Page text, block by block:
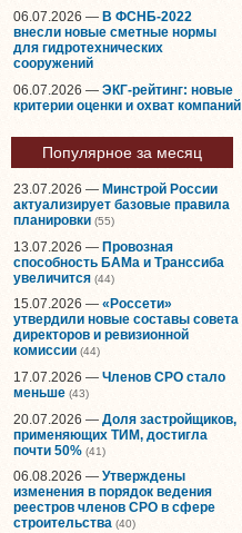
06.07.2026 — В ФСНБ-2022
внесли новые сметные нормы
для гидротехнических
сооружений
06.07.2026 — ЭКГ-рейтинг: новые
критерии оценки и охват компаний
Популярное за месяц
23.07.2026 — Минстрой России
актуализирует базовые правила
планировки (55)
13.07.2026 — Провозная
способность БАМа и Транссиба
увеличится (44)
15.07.2026 — «Россети»
утвердили новые составы совета
директоров и ревизионной
комиссии (44)
17.07.2026 — Членов СРО стало
меньше (43)
20.07.2026 — Доля застройщиков,
применяющих ТИМ, достигла
почти 50% (41)
06.08.2026 — Утверждены
изменения в порядок ведения
реестров членов СРО в сфере
строительства (40)